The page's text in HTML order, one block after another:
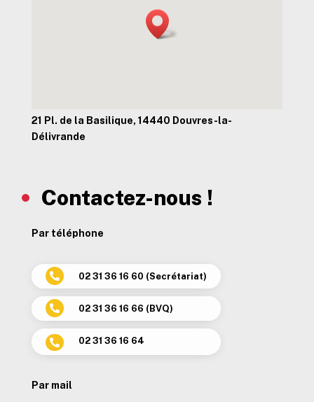
21 Pl. de la Basilique, 14440 Douvres-la-
Délivrande
Contactez-nous !
Par téléphone
 02 31 36 16 60 (Secrétariat)
 02 31 36 16 66 (BVQ)
 02 31 36 16 64
Par mail